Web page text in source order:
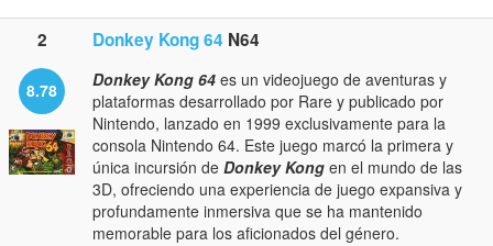
2 Donkey Kong 64 N64
8.78 Donkey Kong 64 es un videojuego de aventuras y
plataformas desarrollado por Rare y publicado por
Nintendo, lanzado en 1999 exclusivamente para la
consola Nintendo 64. Este juego marcó la primera y
única incursión de Donkey Kong en el mundo de las
3D, ofreciendo una experiencia de juego expansiva y
profundamente inmersiva que se ha mantenido
memorable para los aficionados del género.